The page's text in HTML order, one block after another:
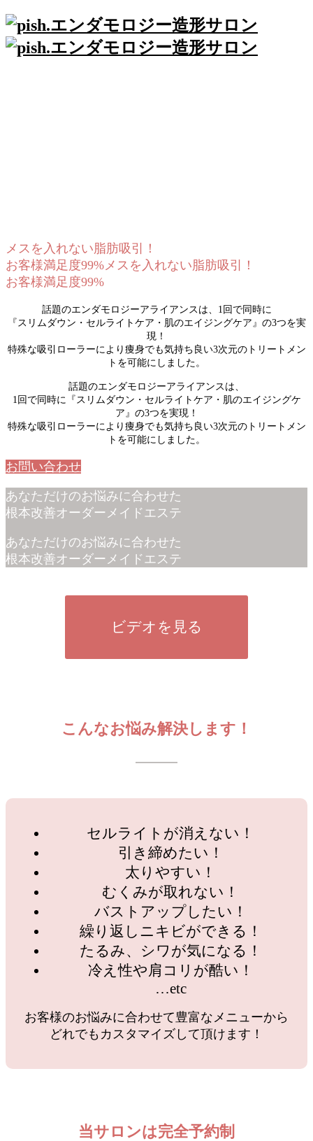
メスを入れない脂肪吸引！
お客様満足度99%メスを入れない脂肪吸引！
お客様満足度99%
話題のエンダモロジーアライアンスは、1回で同時に
『スリムダウン・セルライトケア・肌のエイジングケア』の3つを実
現！
特殊な吸引ローラーにより痩身でも気持ち良い3次元のトリートメン
トを可能にしました。
話題のエンダモロジーアライアンスは、
1回で同時に『スリムダウン・セルライトケア・肌のエイジングケ
ア』の3つを実現！
特殊な吸引ローラーにより痩身でも気持ち良い3次元のトリートメン
トを可能にしました。
お問い合わせ
あなただけのお悩みに合わせた
根本改善オーダーメイドエステ
あなただけのお悩みに合わせた
根本改善オーダーメイドエステ
ビデオを見る
こんなお悩み解決します！
セルライトが消えない！
引き締めたい！
太りやすい！
むくみが取れない！
バストアップしたい！
繰り返しニキビができる！
たるみ、シワが気になる！
冷え性や肩コリが酷い！
…etc
お客様のお悩みに合わせて豊富なメニューから
どれでもカスタマイズして頂けます！
当サロンは完全予約制